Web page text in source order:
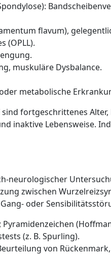
flavum),
(OPLL).
muskuläre Dysbalance.
metabolische
fortgeschrittenes
inaktive Lebensweise.
neurologischer
zwischen
oder
(z. B. Spurling).
von